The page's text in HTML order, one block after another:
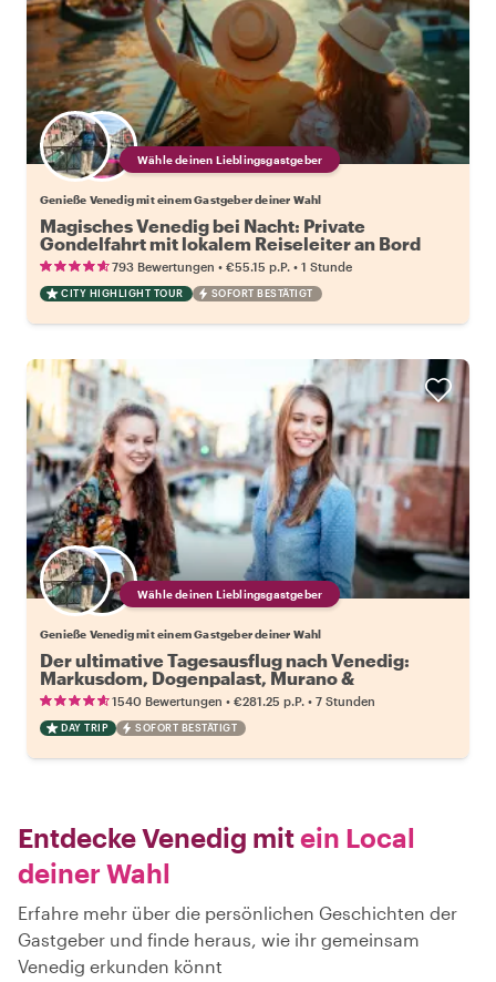
Wähle deinen Lieblingsgastgeber
Genieße Venedig mit einem Gastgeber deiner Wahl
Magisches Venedig bei Nacht: Private
Gondelfahrt mit lokalem Reiseleiter an Bord
793 Bewertungen • €55.15 p.P. • 1 Stunde
CITY HIGHLIGHT TOUR SOFORT BESTÄTIGT
Wähle deinen Lieblingsgastgeber
Genieße Venedig mit einem Gastgeber deiner Wahl
Der ultimative Tagesausflug nach Venedig:
Markusdom, Dogenpalast, Murano &
Gondelfahrt1540 Bewertungen • €281.25 p.P. • 7 Stunden
DAY TRIP SOFORT BESTÄTIGT
Entdecke Venedig mitein Local
deiner Wahl
Erfahre mehr über die persönlichen Geschichten der
Gastgeber und finde heraus, wie ihr gemeinsam
Venedig erkunden könnt